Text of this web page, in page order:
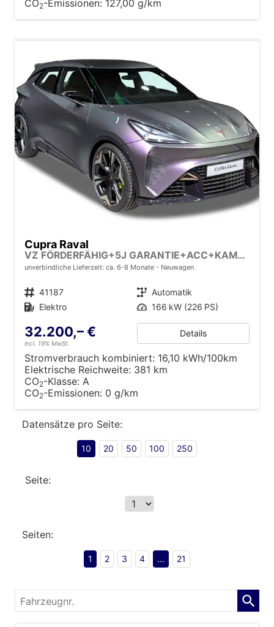
CO2-Emissionen: 127,00 g/km
Cupra Raval
VZ FÖRDERFÄHIG+5J GARANTIE+ACC+KAMERA+19" ALU+DCC+LED+PDC+KESSY
unverbindliche Lieferzeit: ca. 6-8 Monate Neuwagen
Fahrzeugnr. 41187 Getriebe Automatik
Kraftstoff Elektro Leistung 166 kW (226 PS)
32.200,– €
incl. 19% MwSt.
Details
Stromverbrauch kombiniert: 16,10 kWh/100km
Elektrische Reichweite: 381 km
CO2-Klasse: A
CO2-Emissionen: 0 g/km
Datensätze pro Seite:
10 20 50 100 250
Seite:
Seiten:
1 2 3 4 ... 21
Fahrzeugnr.